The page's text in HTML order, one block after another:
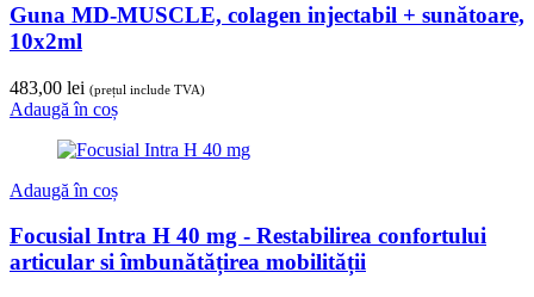
Guna MD-MUSCLE, colagen injectabil + sunătoare,
10x2ml
483,00 lei (prețul include TVA)
Adaugă în coș
Adaugă în coș
Focusial Intra H 40 mg - Restabilirea confortului
articular si îmbunătățirea mobilității